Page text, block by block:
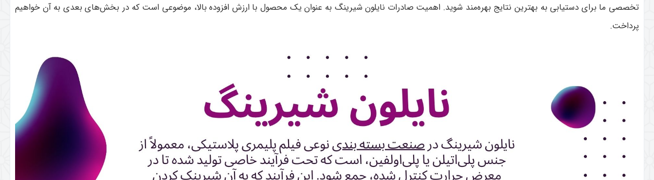
تخصصی ما برای دستیابی به بهترین نتایج بهره‌مند شوید. اهمیت صادرات نایلون شیرینگ به عنوان یک محصول با ارزش افزوده بالا، موضوعی است که در بخش‌های بعدی به آن خواهیم
پرداخت.